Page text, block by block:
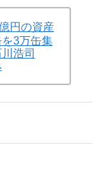
円の資産
3万缶集
浩司